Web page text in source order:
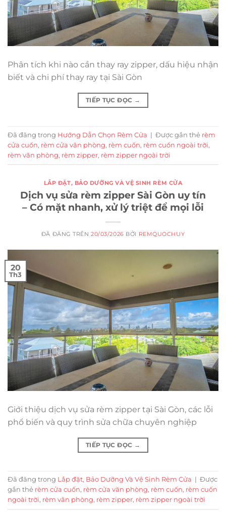
Phân tích khi nào cần thay ray zipper, dấu hiệu nhận
biết và chi phí thay ray tại Sài Gòn
TIẾP TỤC ĐỌC →
Đã đăng trong Hướng Dẫn Chọn Rèm Cửa | Được gắn thẻ rèm
cửa cuốn, rèm cửa văn phòng, rèm cuốn, rèm cuốn ngoài trời,
rèm văn phòng, rèm zipper, rèm zipper ngoài trời
LẮP ĐẶT, BẢO DƯỠNG VÀ VỆ SINH RÈM CỬA
Dịch vụ sửa rèm zipper Sài Gòn uy tín
– Có mặt nhanh, xử lý triệt để mọi lỗi
ĐÃ ĐĂNG TRÊN20/03/2026 BỞI REMQUOCHUY
20
Th3
Giới thiệu dịch vụ sửa rèm zipper tại Sài Gòn, các lỗi
phổ biến và quy trình sửa chữa chuyên nghiệp
TIẾP TỤC ĐỌC →
Đã đăng trong Lắp đặt, Bảo Dưỡng Và Vệ Sinh Rèm Cửa | Được
gắn thẻ rèm cửa cuốn, rèm cửa văn phòng, rèm cuốn, rèm cuốn
ngoài trời, rèm văn phòng, rèm zipper, rèm zipper ngoài trời